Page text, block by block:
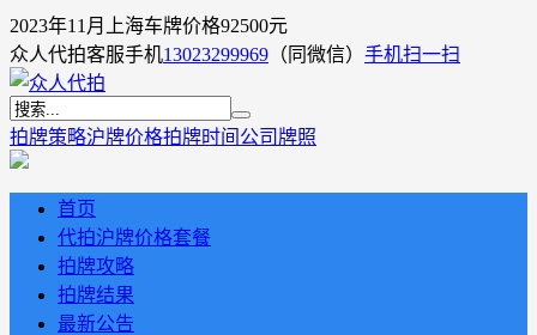
2023年11月上海车牌价格92500元
众人代拍客服手机13023299969 （同微信） 手机扫一扫
拍牌策略沪牌价格拍牌时间 公司牌照
首页
代拍沪牌价格套餐
拍牌攻略
拍牌结果
最新公告